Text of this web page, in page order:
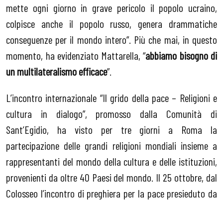
mette ogni giorno in grave pericolo il popolo ucraino,
colpisce anche il popolo russo, genera drammatiche
conseguenze per il mondo intero”. Più che mai, in questo
momento, ha evidenziato Mattarella, “abbiamo bisogno di
un multilateralismo efficace”.
L’incontro internazionale “Il grido della pace – Religioni e
cultura in dialogo”, promosso dalla Comunità di
Sant’Egidio, ha visto per tre giorni a Roma la
partecipazione delle grandi religioni mondiali insieme a
rappresentanti del mondo della cultura e delle istituzioni,
provenienti da oltre 40 Paesi del mondo. Il 25 ottobre, dal
Colosseo l’incontro di preghiera per la pace presieduto da